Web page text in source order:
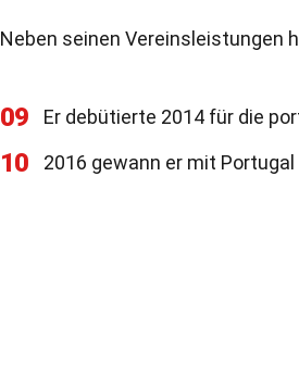
Neben seinen Vereinsleistungen
09 Er debütierte 2014 für die
10 2016 gewann er mit